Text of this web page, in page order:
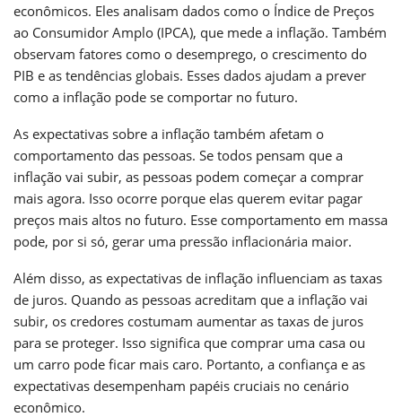
econômicos. Eles analisam dados como o Índice de Preços
ao Consumidor Amplo (IPCA), que mede a inflação. Também
observam fatores como o desemprego, o crescimento do
PIB e as tendências globais. Esses dados ajudam a prever
como a inflação pode se comportar no futuro.
As expectativas sobre a inflação também afetam o
comportamento das pessoas. Se todos pensam que a
inflação vai subir, as pessoas podem começar a comprar
mais agora. Isso ocorre porque elas querem evitar pagar
preços mais altos no futuro. Esse comportamento em massa
pode, por si só, gerar uma pressão inflacionária maior.
Além disso, as expectativas de inflação influenciam as taxas
de juros. Quando as pessoas acreditam que a inflação vai
subir, os credores costumam aumentar as taxas de juros
para se proteger. Isso significa que comprar uma casa ou
um carro pode ficar mais caro. Portanto, a confiança e as
expectativas desempenham papéis cruciais no cenário
econômico.